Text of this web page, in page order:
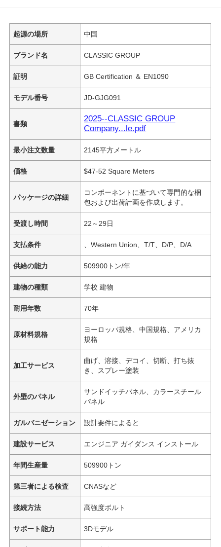
起源の場所 中国
ブランド名 CLASSIC GROUP
証明 GB Certification ＆ EN1090
モデル番号 JD-GJG091
書類
2025--CLASSIC GROUP
Company...le.pdf
最小注文数量 2145平方メートル
価格 $47-52 Square Meters
パッケージの詳細
コンポーネントに基づいて専門的な梱
包および出荷計画を作成します。
受渡し時間 22～29日
支払条件 、Western Union、T/T、D/P、D/A
供給の能力 509900トン/年
建物の種類 学校 建物
耐用年数 70年
原材料規格
ヨーロッパ規格、中国規格、アメリカ
規格
加工サービス
曲げ、溶接、デコイ、切断、打ち抜
き、スプレー塗装
外壁のパネル
サンドイッチパネル、カラースチール
パネル
ガルバニゼーション 設計要件によると
建設サービス エンジニア ガイダンス インストール
年間生産量 509900トン
第三者による検査 CNASなど
接続方法 高強度ボルト
サポート能力 3Dモデル